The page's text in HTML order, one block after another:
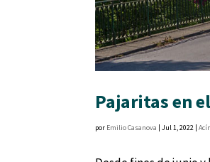
Pajaritas en
por Emilio Casanova |Jul 1, 2022 |